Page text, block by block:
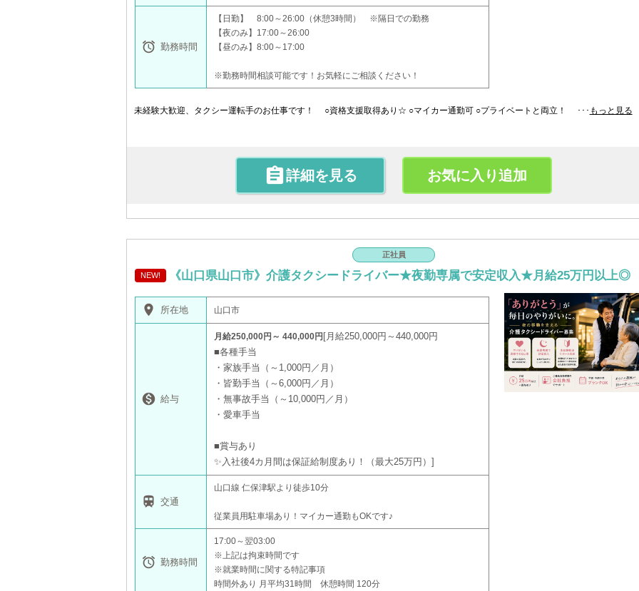
 勤務時間
【日勤】 8:00～26:00（休憩3時間） ※隔日での勤務
【夜のみ】17:00～26:00
【昼のみ】8:00～17:00
※勤務時間相談可能です！お気軽にご相談ください！
未経験大歓迎、タクシー運転手のお仕事です！ ○資格支援取得あり☆ ○マイカー通勤可 ○プライベートと両立！ ･･･ もっと見る
詳細を見る お気に入り追加
正社員
NEW! 《山口県山口市》介護タクシードライバー★夜勤専属で安定収入★月給25万円以上◎
place 所在地 山口市
 給与
月給250,000円～ 440,000円 月給250,000円～440,000円
■各種手当
・家族手当（～1,000円／月）
・皆勤手当（～6,000円／月）
・無事故手当（～10,000円／月）
・愛車手当
■賞与あり
✨入社後4カ月間は保証給制度あり！（最大25万円）
 交通
山口線 仁保津駅より徒歩10分
従業員用駐車場あり！マイカー通勤もOKです♪
 勤務時間
17:00～翌03:00
※上記は拘束時間です
※就業時間に関する特記事項
時間外あり 月平均31時間 休憩時間 120分